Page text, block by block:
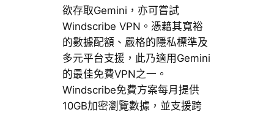
欲存取Gemini，亦可嘗試
Windscribe VPN。憑藉其寬裕
的數據配額、嚴格的隱私標準及
多元平台支援，此乃適用Gemini
的最佳免費VPN之一。
Windscribe免費方案每月提供
10GB加密瀏覽數據，並支援跨